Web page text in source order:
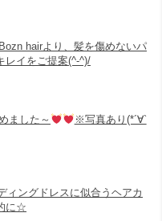
hairより、髪を傷めないパ
レイをご提案(^-^)/
ました～
※写真あり(*´∀`
ィングドレスに似合うヘアカ
に☆